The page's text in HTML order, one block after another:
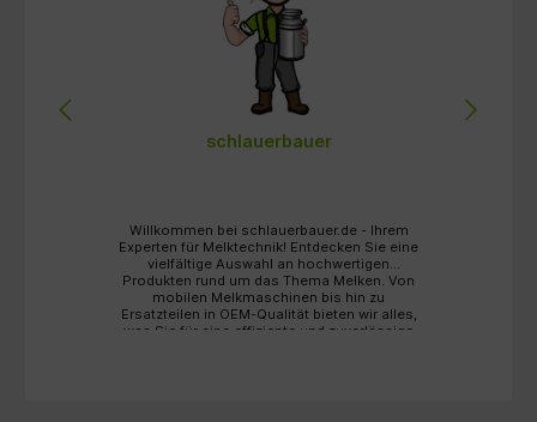
schlauerbauer
Willkommen bei schlauerbauer.de - Ihrem
Experten für Melktechnik! Entdecken Sie eine
vielfältige Auswahl an hochwertigen
Produkten rund um das Thema Melken. Von
mobilen Melkmaschinen bis hin zu
Ersatzteilen in OEM-Qualität bieten wir alles,
was Sie für eine effiziente und zuverlässige